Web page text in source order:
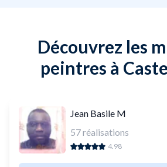
Découvrez les
peintres à
Jean Basile M
57réalisations
4.98